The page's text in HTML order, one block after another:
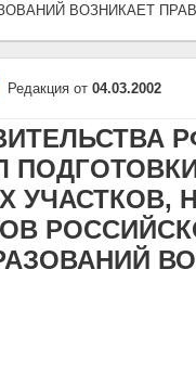
ВОЗНИКАЕТ
Редакция от 04.03.2002
РФ
УЧАСТКОВ,